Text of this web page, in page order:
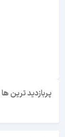
پربازدید ترین ها
ابوظبی یا
امارات